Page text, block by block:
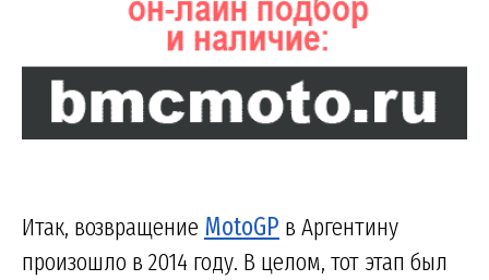
Итак, возвращение MotoGP в Аргентину
произошло в 2014 году. В целом, тот этап был